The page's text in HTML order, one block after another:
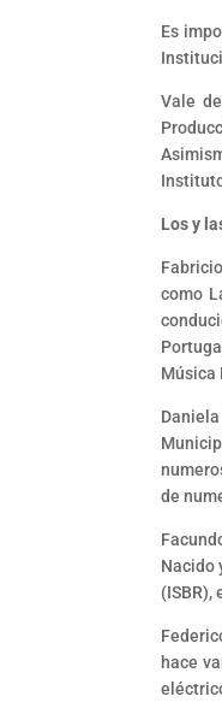
Es
Vale
Los y
como
Música
de
Nacido
(ISBR),
hace